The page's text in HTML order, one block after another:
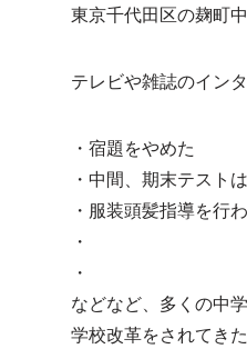
東京千代田区の麹町
テレビや雑誌のイン
・宿題をやめた
・中間、期末テスト
・服装頭髪指導を行
・
・
などなど、多くの中
学校改革をされてき